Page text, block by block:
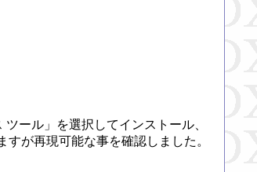
ール」を選択してインストール、
が再現可能な事を確認しました。